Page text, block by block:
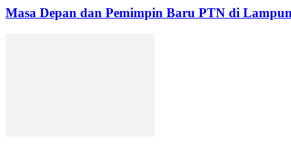
Masa Depan dan Pemimpin Baru PTN di